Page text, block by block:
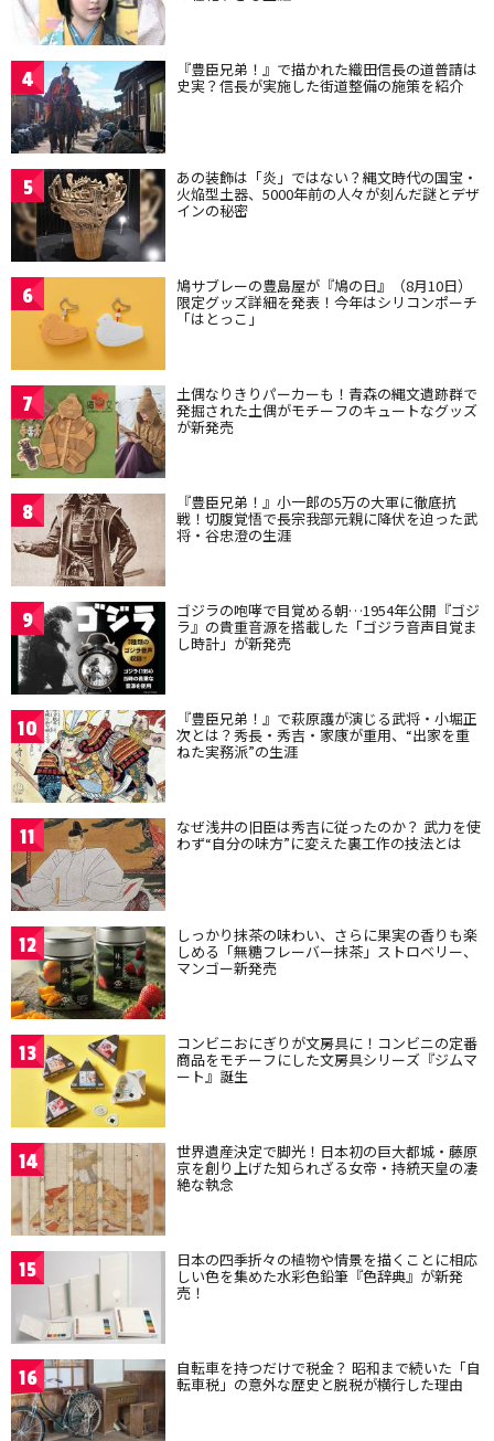
4 『豊臣兄弟！』で描かれた織田信長の道普請は
史実？信長が実施した街道整備の施策を紹介
5 あの装飾は「炎」ではない？縄文時代の国宝・
火焔型土器、5000年前の人々が刻んだ謎とデザ
インの秘密
6 鳩サブレーの豊島屋が『鳩の日』（8月10日）
限定グッズ詳細を発表！今年はシリコンポーチ
「はとっこ」
7 土偶なりきりパーカーも！青森の縄文遺跡群で
発掘された土偶がモチーフのキュートなグッズ
が新発売
8 『豊臣兄弟！』小一郎の5万の大軍に徹底抗
戦！切腹覚悟で長宗我部元親に降伏を迫った武
将・谷忠澄の生涯
9 ゴジラの咆哮で目覚める朝…1954年公開『ゴジ
ラ』の貴重音源を搭載した「ゴジラ音声目覚ま
し時計」が新発売
10 『豊臣兄弟！』で萩原護が演じる武将・小堀正
次とは？秀長・秀吉・家康が重用、“出家を重
ねた実務派”の生涯
11 なぜ浅井の旧臣は秀吉に従ったのか？ 武力を使
わず“自分の味方”に変えた裏工作の技法とは
12 しっかり抹茶の味わい、さらに果実の香りも楽
しめる「無糖フレーバー抹茶」ストロベリー、
マンゴー新発売
13 コンビニおにぎりが文房具に！コンビニの定番
商品をモチーフにした文房具シリーズ『ジムマ
ート』誕生
14 世界遺産決定で脚光！日本初の巨大都城・藤原
京を創り上げた知られざる女帝・持統天皇の凄
絶な執念
15 日本の四季折々の植物や情景を描くことに相応
しい色を集めた水彩色鉛筆『色辞典』が新発
売！
16 自転車を持つだけで税金？ 昭和まで続いた「自
転車税」の意外な歴史と脱税が横行した理由